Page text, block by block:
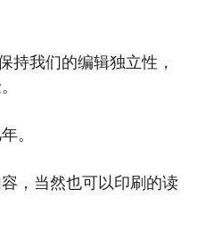
我们的编辑独立性，
。
，当然也可以印刷的读